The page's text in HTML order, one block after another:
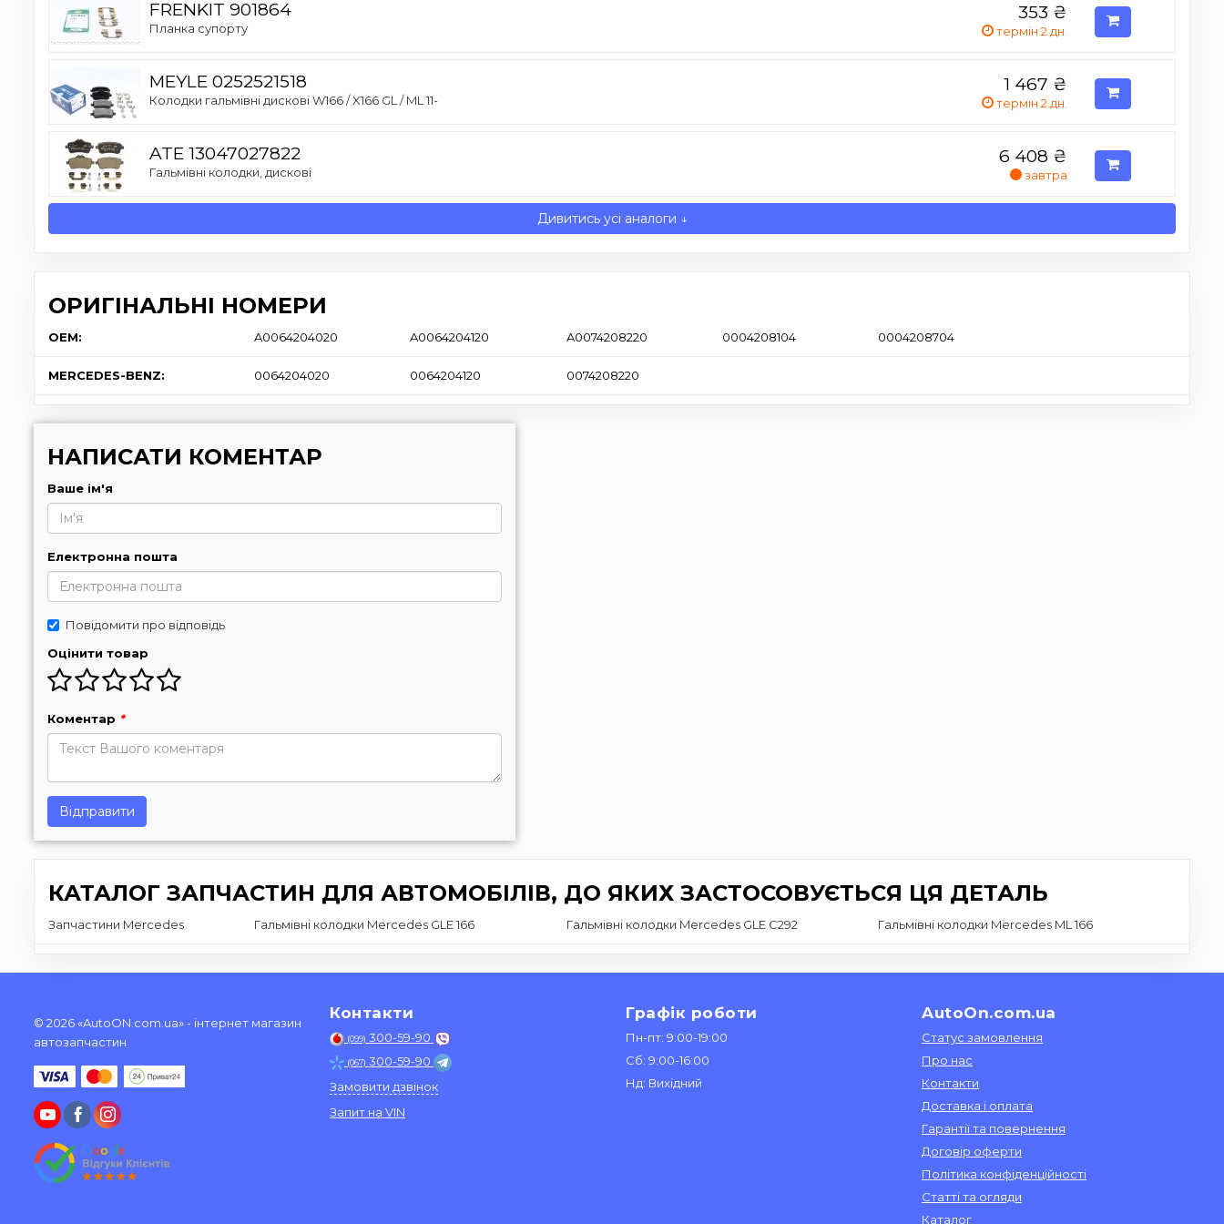
FRENKIT 901864
Планка супорту
353 ₴
термін 2 дн.
MEYLE 0252521518
Колодки гальмівні дискові W166 / X166 GL / ML 11-
1 467 ₴
термін 2 дн.
ATE 13047027822
Гальмівні колодки, дискові
6 408 ₴
завтра
Дивитись усі аналоги ↓
ОРИГІНАЛЬНІ НОМЕРИ
OEM: A0064204020 A0064204120 A0074208220 0004208104 0004208704
MERCEDES-BENZ: 0064204020 0064204120 0074208220
НАПИСАТИ КОМЕНТАР
Ваше ім'я
Електронна пошта
Повідомити про відповідь
Оцінити товар
Коментар *
Відправити
КАТАЛОГ ЗАПЧАСТИН ДЛЯ АВТОМОБІЛІВ, ДО ЯКИХ ЗАСТОСОВУЄТЬСЯ ЦЯ ДЕТАЛЬ
Запчастини Mercedes Гальмівні колодки Mercedes GLE 166 Гальмівні колодки Mercedes GLE C292 Гальмівні колодки Mercedes ML 166
© 2026 «AutoON.com.ua» - інтернет магазин
автозапчастин
Контакти
(099) 300-59-90
(067) 300-59-90
Замовити дзвінок
Запит на VIN
Графік роботи
Пн-пт: 9:00-19:00
Сб: 9:00-16:00
Нд: Вихідний
AutoOn.com.ua
Статус замовлення
Про нас
Контакти
Доставка і оплата
Гарантії та повернення
Договір оферти
Політика конфіденційності
Статті та огляди
Каталог